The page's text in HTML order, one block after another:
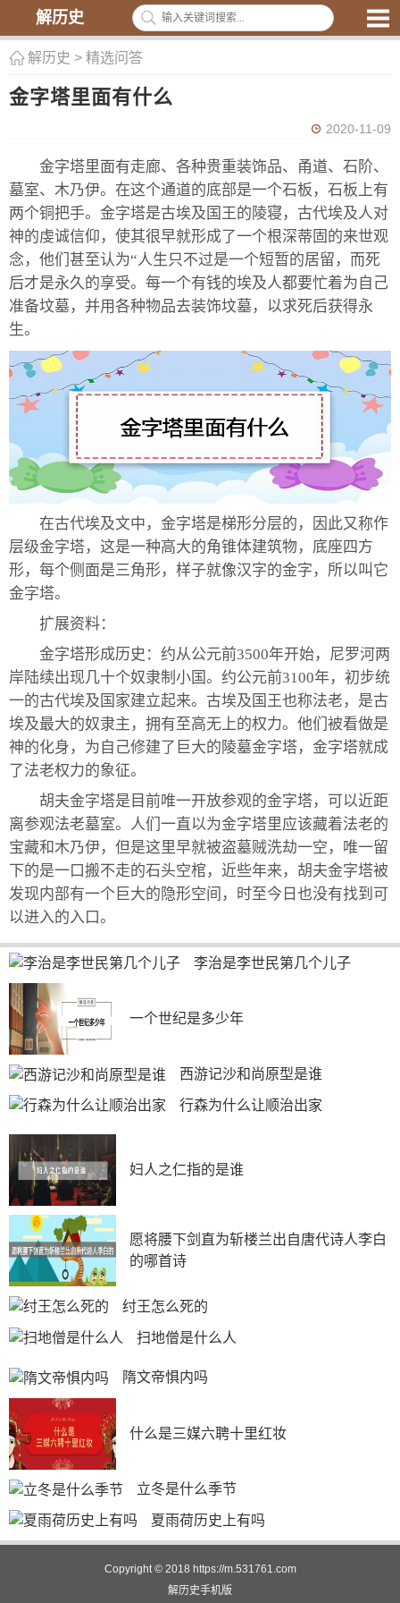
解历史
解历史 > 精选问答
金字塔里面有什么
2020-11-09
金字塔里面有走廊、各种贵重装饰品、甬道、石阶、
墓室、木乃伊。在这个通道的底部是一个石板，石板上有
两个铜把手。金字塔是古埃及国王的陵寝，古代埃及人对
神的虔诚信仰，使其很早就形成了一个根深蒂固的来世观
念，他们甚至认为“人生只不过是一个短暂的居留，而死
后才是永久的享受。每一个有钱的埃及人都要忙着为自己
准备坟墓，并用各种物品去装饰坟墓，以求死后获得永
生。
在古代埃及文中，金字塔是梯形分层的，因此又称作
层级金字塔，这是一种高大的角锥体建筑物，底座四方
形，每个侧面是三角形，样子就像汉字的金字，所以叫它
金字塔。
扩展资料：
金字塔形成历史：约从公元前3500年开始，尼罗河两
岸陆续出现几十个奴隶制小国。约公元前3100年，初步统
一的古代埃及国家建立起来。古埃及国王也称法老，是古
埃及最大的奴隶主，拥有至高无上的权力。他们被看做是
神的化身，为自己修建了巨大的陵墓金字塔，金字塔就成
了法老权力的象征。
胡夫金字塔是目前唯一开放参观的金字塔，可以近距
离参观法老墓室。人们一直以为金字塔里应该藏着法老的
宝藏和木乃伊，但是这里早就被盗墓贼洗劫一空，唯一留
下的是一口搬不走的石头空棺，近些年来，胡夫金字塔被
发现内部有一个巨大的隐形空间，时至今日也没有找到可
以进入的入口。
李治是李世民第几个儿子
一个世纪是多少年
西游记沙和尚原型是谁
行森为什么让顺治出家
妇人之仁指的是谁
愿将腰下剑直为斩楼兰出自唐代诗人李白
的哪首诗
纣王怎么死的
扫地僧是什么人
隋文帝惧内吗
什么是三媒六聘十里红妆
立冬是什么季节
夏雨荷历史上有吗
Copyright © 2018 https://m.531761.com
解历史手机版